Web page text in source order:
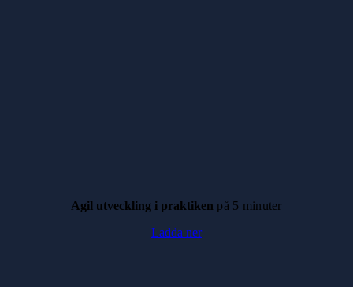
Agil utveckling i praktiken på 5 minuter
Ladda ner